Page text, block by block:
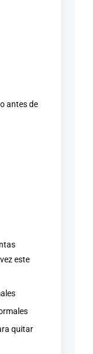
antes de
este
quitar